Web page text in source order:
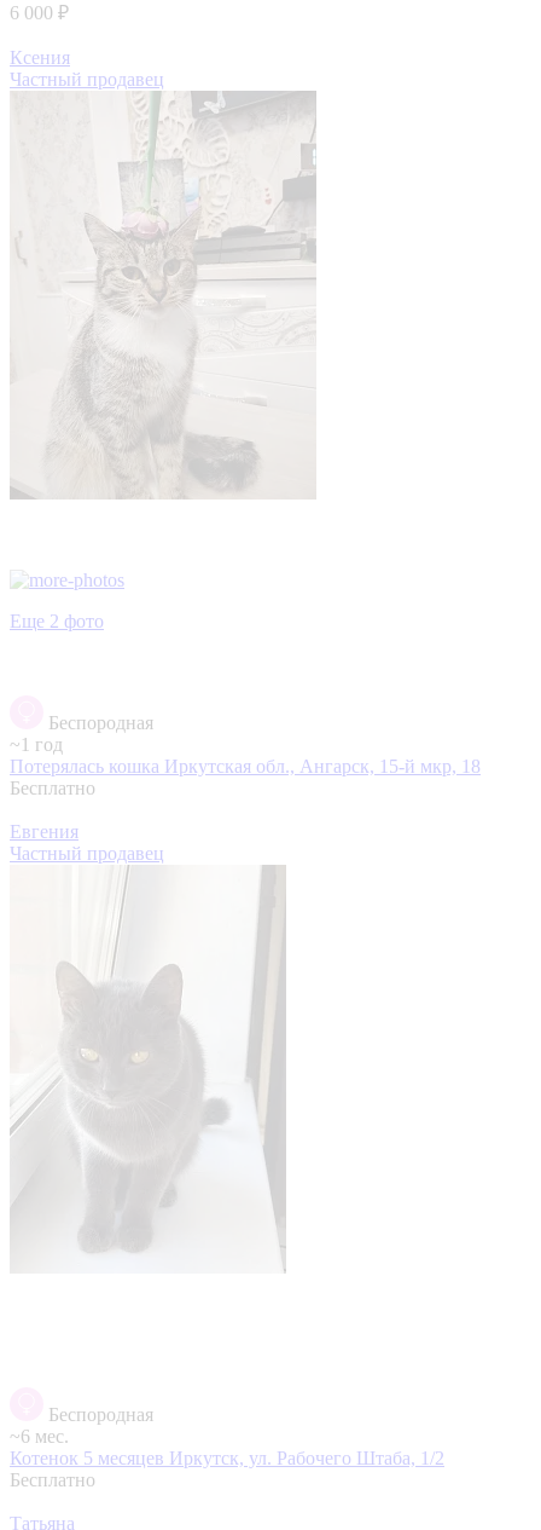
6 000 ₽
Ксения
Частный продавец
Еще 2 фото
Беспородная
~1 год
Потерялась кошка Иркутская обл., Ангарск, 15-й мкр, 18
Бесплатно
Евгения
Частный продавец
Беспородная
~6 мес.
Котенок 5 месяцев Иркутск, ул. Рабочего Штаба, 1/2
Бесплатно
Татьяна